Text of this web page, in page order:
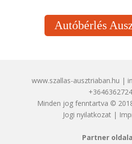
Autóbérlés
www.szallas-ausztriaban.hu |
+3646362724
Minden jog fenntartva ©
Jogi nyilatkozat|
Partner